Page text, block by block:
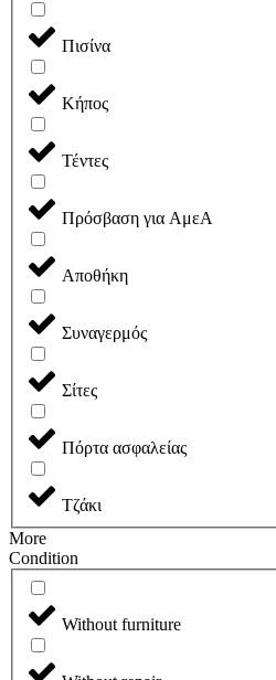
Πισίνα
Κήπος
Τέντες
Πρόσβαση για ΑμεΑ
Αποθήκη
Συναγερμός
Σίτες
Πόρτα ασφαλείας
Τζάκι
More
Сondition
Without furniture